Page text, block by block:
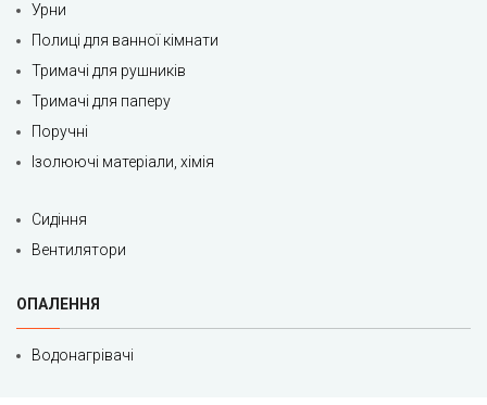
Урни
Полиці для ванної кімнати
Тримачі для рушників
Тримачі для паперу
Поручні
Ізолюючі матеріали, хімія
Сидіння
Вентилятори
ОПАЛЕННЯ
Водонагрівачі